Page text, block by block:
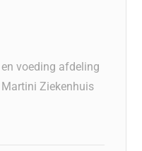
voeding afdeling
Ziekenhuis